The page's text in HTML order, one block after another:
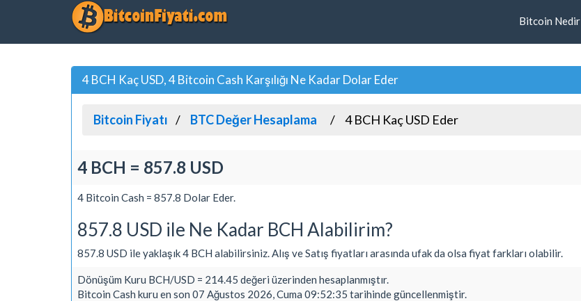
Bitcoin Nedir
4 BCH Kaç USD, 4 Bitcoin Cash Karşılığı Ne Kadar Dolar Eder
Bitcoin Fiyatı BTC Değer Hesaplama 4 BCH Kaç USD Eder
4 BCH = 857.8 USD
4 Bitcoin Cash = 857.8 Dolar Eder.
857.8 USD ile Ne Kadar BCH Alabilirim?
857.8 USD ile yaklaşık 4 BCH alabilirsiniz. Alış ve Satış fiyatları arasında ufak da olsa fiyat farkları olabilir.
Dönüşüm Kuru BCH/USD = 214.45 değeri üzerinden hesaplanmıştır.
Bitcoin Cash kuru en son 07 Ağustos 2026, Cuma 09:52:35 tarihinde güncellenmiştir.